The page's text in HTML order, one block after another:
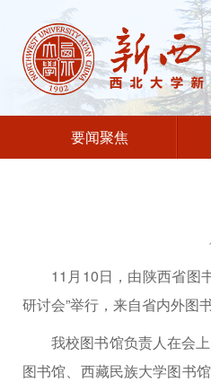
要闻聚焦
11月10日，由陕西省图
研讨会”举行，来自省内外图
我校图书馆负责人在会
图书馆、西藏民族大学图书